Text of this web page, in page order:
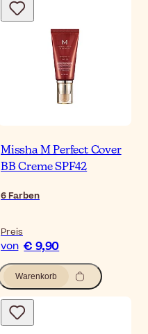
Missha M Perfect Cover
BB Creme SPF42
6 Farben
Preis
von € 9,90
Warenkorb